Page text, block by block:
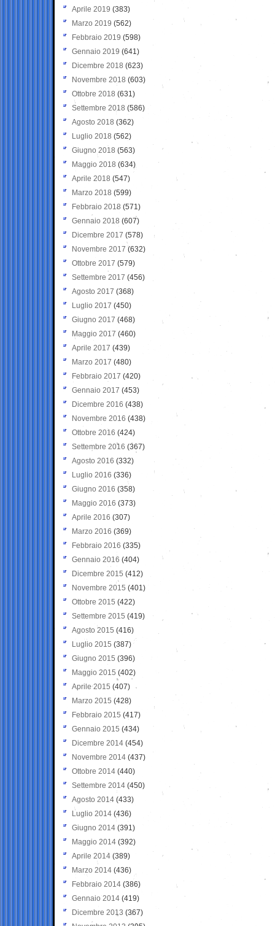
Aprile 2019 (383)
Marzo 2019 (562)
Febbraio 2019 (598)
Gennaio 2019 (641)
Dicembre 2018 (623)
Novembre 2018 (603)
Ottobre 2018 (631)
Settembre 2018 (586)
Agosto 2018 (362)
Luglio 2018 (562)
Giugno 2018 (563)
Maggio 2018 (634)
Aprile 2018 (547)
Marzo 2018 (599)
Febbraio 2018 (571)
Gennaio 2018 (607)
Dicembre 2017 (578)
Novembre 2017 (632)
Ottobre 2017 (579)
Settembre 2017 (456)
Agosto 2017 (368)
Luglio 2017 (450)
Giugno 2017 (468)
Maggio 2017 (460)
Aprile 2017 (439)
Marzo 2017 (480)
Febbraio 2017 (420)
Gennaio 2017 (453)
Dicembre 2016 (438)
Novembre 2016 (438)
Ottobre 2016 (424)
Settembre 2016 (367)
Agosto 2016 (332)
Luglio 2016 (336)
Giugno 2016 (358)
Maggio 2016 (373)
Aprile 2016 (307)
Marzo 2016 (369)
Febbraio 2016 (335)
Gennaio 2016 (404)
Dicembre 2015 (412)
Novembre 2015 (401)
Ottobre 2015 (422)
Settembre 2015 (419)
Agosto 2015 (416)
Luglio 2015 (387)
Giugno 2015 (396)
Maggio 2015 (402)
Aprile 2015 (407)
Marzo 2015 (428)
Febbraio 2015 (417)
Gennaio 2015 (434)
Dicembre 2014 (454)
Novembre 2014 (437)
Ottobre 2014 (440)
Settembre 2014 (450)
Agosto 2014 (433)
Luglio 2014 (436)
Giugno 2014 (391)
Maggio 2014 (392)
Aprile 2014 (389)
Marzo 2014 (436)
Febbraio 2014 (386)
Gennaio 2014 (419)
Dicembre 2013 (367)